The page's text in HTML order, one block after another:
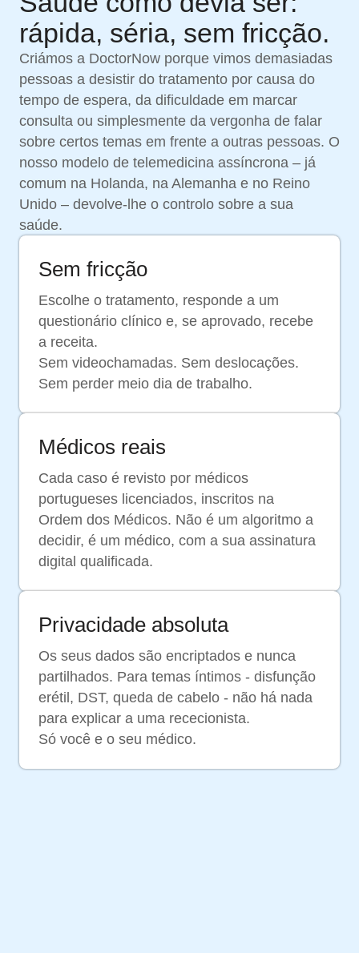
rápida, séria, sem fricção.
Criámos a DoctorNow porque vimos demasiadas
pessoas a desistir do tratamento por causa do
tempo de espera, da dificuldade em marcar
consulta ou simplesmente da vergonha de falar
sobre certos temas em frente a outras pessoas. O
nosso modelo de telemedicina assíncrona – já
comum na Holanda, na Alemanha e no Reino
Unido – devolve-lhe o controlo sobre a sua
saúde.
Sem fricção
Escolhe o tratamento, responde a um
questionário clínico e, se aprovado, recebe
a receita.
Sem videochamadas. Sem deslocações.
Sem perder meio dia de trabalho.
Médicos reais
Cada caso é revisto por médicos
portugueses licenciados, inscritos na
Ordem dos Médicos. Não é um algoritmo a
decidir, é um médico, com a sua assinatura
digital qualificada.
Privacidade absoluta
Os seus dados são encriptados e nunca
partilhados. Para temas íntimos - disfunção
erétil, DST, queda de cabelo - não há nada
para explicar a uma rececionista.
Só você e o seu médico.